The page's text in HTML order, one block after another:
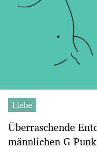
Liebe
Überraschende
männlichen G-